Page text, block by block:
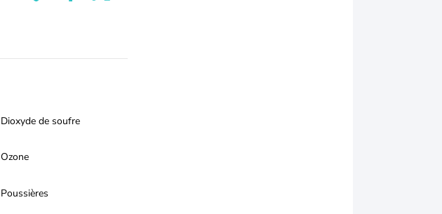
Dioxyde de soufre
Ozone
Poussières